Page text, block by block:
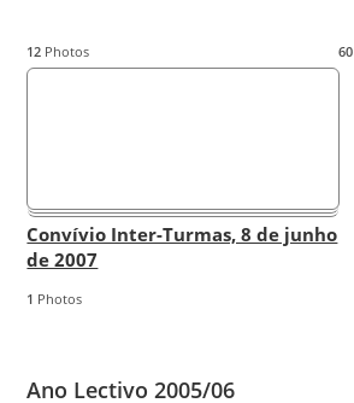
12 Photos 60
Convívio Inter-Turmas, 8 de junho
de 2007
1 Photos
Ano Lectivo 2005/06